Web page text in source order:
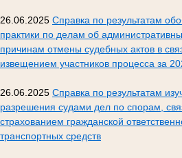
26.06.2025 Справка по результатам
практики по делам об
причинам отмены судебных актов в
извещением участников процесса за
26.06.2025 Справка по результатам
разрешения судами дел по спорам,
страхованием гражданской
транспортных средств